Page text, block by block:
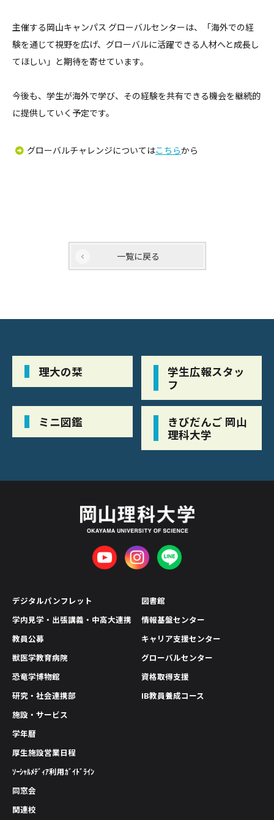
主催する岡山キャンパス グローバルセンターは、「海外での経
験を通じて視野を広げ、グローバルに活躍できる人材へと成長し
てほしい」と期待を寄せています。
今後も、学生が海外で学び、その経験を共有できる機会を継続的
に提供していく予定です。
グローバルチャレンジについてはこちらから
一覧に戻る
理大の栞
学生広報スタッ
フ
ミニ図鑑
きびだんご 岡山
理科大学
デジタルパンフレット
学内見学・出張講義・中高大連携
教員公募
獣医学教育病院
恐竜学博物館
研究・社会連携部
図書館
情報基盤センター
キャリア支援センター
グローバルセンター
資格取得支援
IB教員養成コース
施設・サービス
学年暦
厚生施設営業日程
ｿｰｼｬﾙﾒﾃﾞｨｱ利用ｶﾞｲﾄﾞﾗｲﾝ
同窓会
関連校